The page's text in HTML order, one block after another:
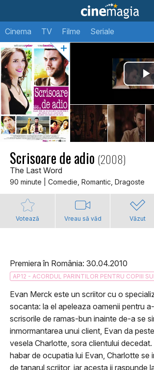
Cinema TV Filme Seriale
Scrisoare de adio (2008)
The Last Word
90 minute | Comedie, Romantic, Dragoste
Votează Vreau să văd Văzut
Premiera în România: 30.04.2010
AP12 - ACORDUL PARINTILOR PENTRU COPIII
Evan Merck este un scriitor cu o
socanta: la el apeleaza oamenii pentru
scrisorile de ramas-bun inainte de-a se
inmormantarea unui client, Evan da
vesela Charlotte, sora clientului
habar de ocupatia lui Evan, Charlotte se
de tanarul scriitor, iar acesta ii raspunde